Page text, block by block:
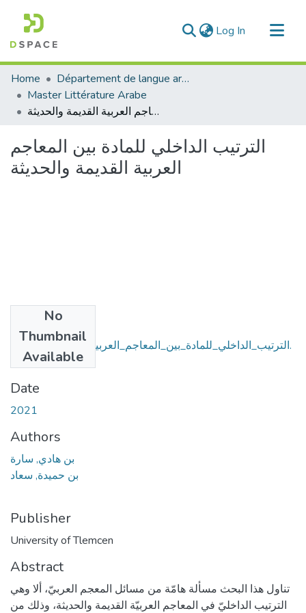
Log In (current)
Communities & Collections
All of DSpace
Statistics
Home
Département de langue arabe
Master Littérature Arabe
الترتيب الداخلي للمادة بين المعاجم العربية القديمة والحديثة
الترتيب الداخلي للمادة بين المعاجم
العربية القديمة والحديثة
No
Thumbnail
Available
الترتيب_الداخلي_للمادة_بين_المعاجم_العربية_القديمة_والحديثة.
pdf(2.74 MB)
Date
2021
Authors
بن هادي, سارة
بن حميدة, سعاد
Publisher
University of Tlemcen
Abstract
تناول هذا البحث مسألة هامّة من مسائل المعجم العربيّ، ألا وهي
الترتيب الداخليّ في المعاجم العربيّة القديمة والحديثة، وذلك من